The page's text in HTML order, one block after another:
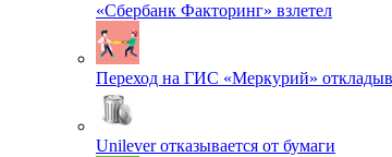
«Сбербанк Факторинг» взлетел
Переход на ГИС «Меркурий»
Unilever отказывается от бумаги